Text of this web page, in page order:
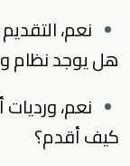
نعم،
هل يوجد نظام
نعم،
كيف أقدم؟